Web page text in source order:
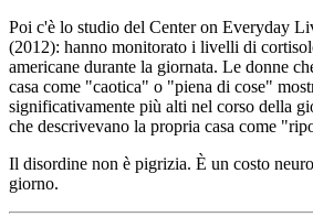
Poi c'è lo studio del Center on Everyday
(2012): hanno monitorato i livelli di
americane durante la giornata. Le donne
casa come "caotica" o "piena di cose"
significativamente più alti nel corso della
che descrivevano la propria casa come
Il disordine non è pigrizia. È un costo
giorno.